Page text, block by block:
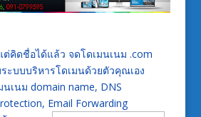
คิดชื่อได้แล้ว จดโดเมนเนม .com
ะบบบริหารโดเมนด้วยตัวคุณเอง
เนม domain name, DNS
Email Forwarding